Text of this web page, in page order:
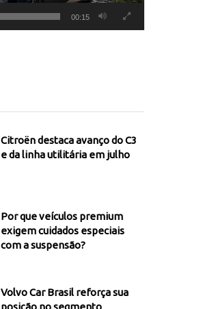
00:15
Citroën destaca avanço do C3
e da linha utilitária em julho
Por que veículos premium
exigem cuidados especiais
com a suspensão?
Volvo Car Brasil reforça sua
posição no segmento